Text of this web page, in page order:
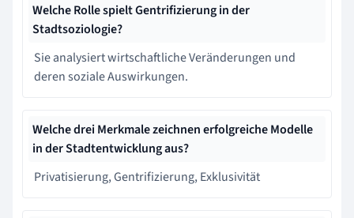
Welche Rolle spielt Gentrifizierung in der
Stadtsoziologie?
Sie analysiert wirtschaftliche Veränderungen und
deren soziale Auswirkungen.
Welche drei Merkmale zeichnen erfolgreiche Modelle
in der Stadtentwicklung aus?
Privatisierung, Gentrifizierung, Exklusivität